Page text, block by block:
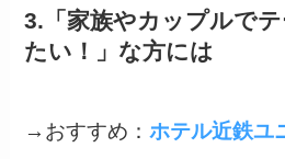
3.「家族やカップルで
たい！」な方には
→おすすめ：ホテル近鉄ユ